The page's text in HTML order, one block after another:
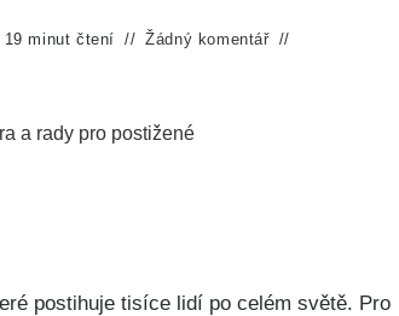
19 minut čtení
Žádný komentář
a rady pro postižené
postihuje tisíce lidí po celém světě. Pro